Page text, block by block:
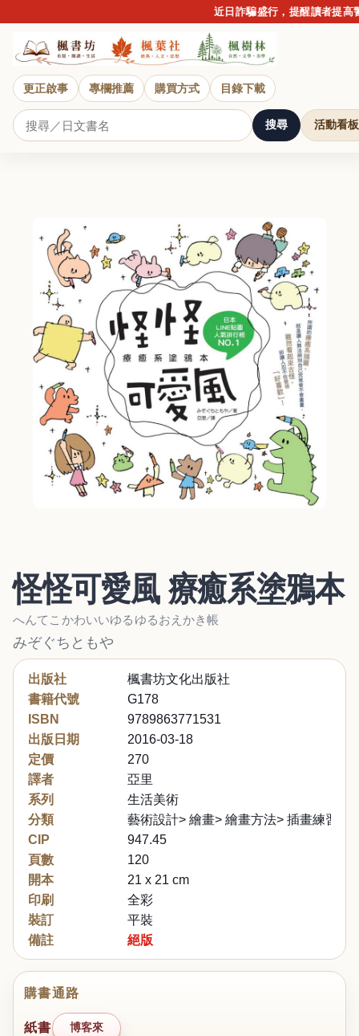
近日詐騙盛行，提醒讀者提高警
更正啟事 專欄推薦 購買方式 目錄下載
搜尋 活動看板
怪怪可愛風 療癒系塗鴉本
へんてこかわいいゆるゆるおえかき帳
みぞぐちともや
出版社
楓書坊文化出版社
書籍代號
G178
ISBN
9789863771531
出版日期
2016-03-18
定價
270
譯者
亞里
系列
生活美術
分類
藝術設計> 繪畫> 繪畫方法> 插畫練習
CIP
947.45
頁數
120
開本
21 x 21 cm
印刷
全彩
裝訂
平裝
備註
絕版
購書通路
紙書 博客來